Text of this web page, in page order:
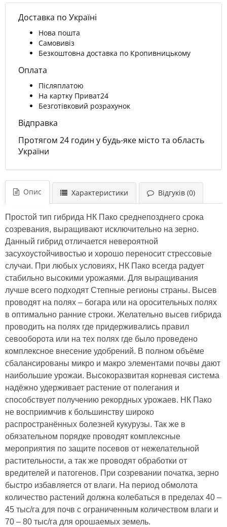
Доставка по Україні
Нова пошта
Самовивіз
Безкоштовна доставка по Кропивницькому
Оплата
Післяплатою
На картку Приват24
Безготівковий розрахунок
Відправка
Протягом 24 годин у будь-яке місто та область
України
Опис Характеристики Відгуків (0)
Простой тип гибрида НК Пако среднепозднего срока
созревания, выращивают исключительно на зерно.
Данный гибрид отличается невероятной
засухоустойчивостью и хорошо переносит стрессовые
случаи. При любых условиях, НК Пако всегда радует
стабильно высокими урожаями. Для выращивания
лучше всего подходят Степные регионы страны. Высев
проводят на полях – богара или на оросительных полях
в оптимально ранние строки. Желательно высев гибрида
проводить на полях где придерживались правил
севооборота или на тех полях где было проведено
комплексное внесение удобрений. В полном объёме
сбалансированы микро и макро элементами почвы дают
наибольшие урожаи. Высокоразвитая корневая система
надёжно удерживает растение от полегания и
способствует получению рекордных урожаев. НК Пако
не восприимчив к большинству широко
распространённых болезней кукурузы. Так же в
обязательном порядке проводят комплексные
мероприятия по защите посевов от нежелательной
растительности, а так же проводят обработки от
вредителей и патогенов. При созревании початка, зерно
быстро избавляется от влаги. На период обмолота
количество растений должна колебаться в пределах 40 –
45 тыс/га для почв с ограниченным количеством влаги и
70 – 80 тыс/га для орошаемых земель.